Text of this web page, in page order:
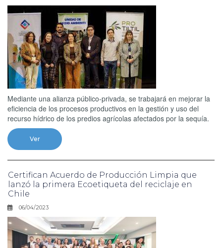
Mediante una alianza público-privada, se trabajará en mejorar la
eficiencia de los procesos productivos en la gestión y uso del
recurso hídrico de los predios agrícolas afectados por la sequía.
Ver
Certifican Acuerdo de Producción Limpia que
lanzó la primera Ecoetiqueta del reciclaje en
Chile
06/04/2023